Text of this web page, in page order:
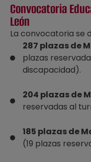
Convocatoria
León
La convocatoria se
287 plazas de
plazas
discapacidad).
204 plazas de
reservadas al
185 plazas de
(19 plazas